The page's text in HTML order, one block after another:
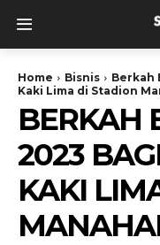
Home Bisnis
Berkah
Kaki Lima di Stadion
BERKAH
2023
KAKI